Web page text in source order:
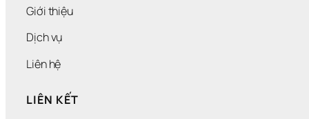
Giới thiệu
Dịch vụ
Liên hệ
LIÊN KẾT